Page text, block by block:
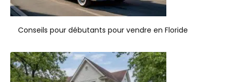
Conseils pour débutants pour vendre en Floride